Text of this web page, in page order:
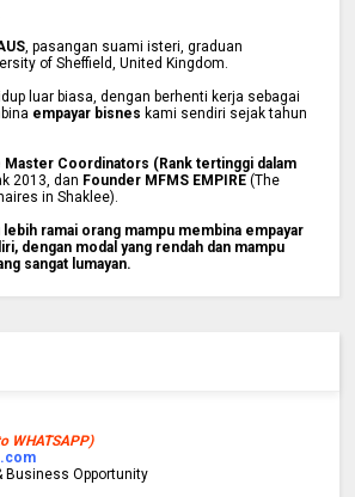
, pasangan suami isteri, graduan
of Sheffield, United Kingdom.
luar biasa, dengan berhenti kerja sebagai
empayar bisnes kami sendiri sejak tahun
Master Coordinators (Rank tertinggi dalam
2013, dan Founder MFMS EMPIRE (The
in Shaklee).
ramai orang mampu membina empayar
dengan modal yang rendah dan mampu
sangat lumayan.
WHATSAPP)
Business Opportunity